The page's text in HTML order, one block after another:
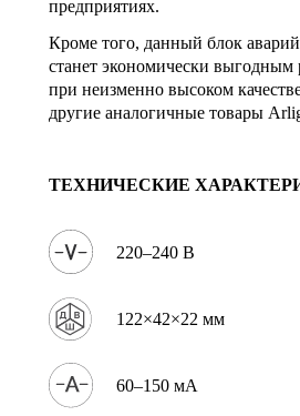
предприятиях.
Кроме того, данный блок
станет экономически выгодным
при неизменно высоком
другие аналогичные товары
ТЕХНИЧЕСКИЕ
220–240 В
122×42×22 мм
60–150 мА